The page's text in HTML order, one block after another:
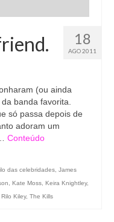
18
AGO 2011
(ou ainda
banda favorita.
só passa depois de
adoram um
Conteúdo
das celebridades James
Kate Moss Keira Knightley,
Rilo Kiley, The Kills